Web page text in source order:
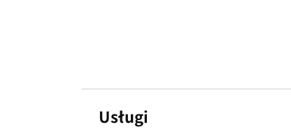
Usługi